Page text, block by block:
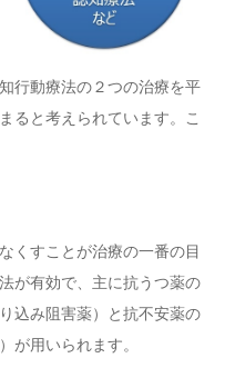
行動療法の２つの治療を平
ると考えられています。こ
くすことが治療の一番の目
が有効で、主に抗うつ薬の
込み阻害薬）と抗不安薬の
が用いられます。